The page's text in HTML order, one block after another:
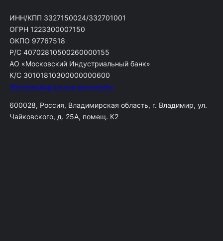
ИНН/КПП 3327150024/332701001
ОГРН 1223300007150
ОКПО 97767518
Р/С 40702810500260000155
АО «Московский Индустриальный банк»
К/С 30101810300000000600
Железнодорожные реквизиты
600028, Россия, Владимирская область, г. Владимир, ул.
Чайковского, д. 25А, помещ. К2